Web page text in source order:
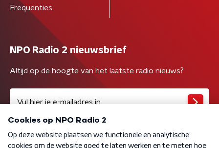
Frequenties
NPO Radio 2 nieuwsbrief
Altijd op de hoogte van het laatste radio nieuws?